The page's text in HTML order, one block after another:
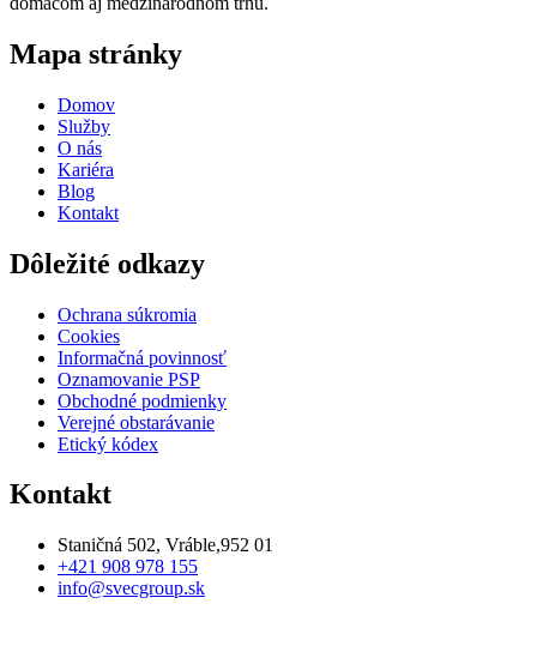
Mapa stránky
Domov
Služby
O nás
Kariéra
Blog
Kontakt
Dôležité odkazy
Ochrana súkromia
Cookies
Informačná povinnosť
Oznamovanie PSP
Obchodné podmienky
Verejné obstarávanie
Etický kódex
Kontakt
Staničná 502, Vráble,952 01
+421 908 978 155
info@svecgroup.sk